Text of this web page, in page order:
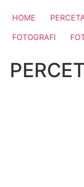
HOME
FOTOGRAFI